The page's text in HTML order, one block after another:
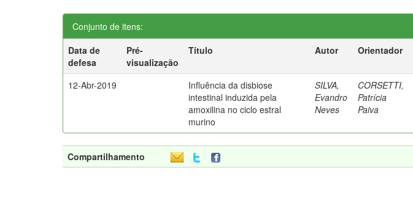
Conjunto de itens:
Data de
defesa
Pré-
visualização
Título Autor Orientador
12-Abr-2019
Influência da disbiose
intestinal induzida pela
amoxilina no ciclo estral
murino
SILVA,
Evandro
Neves
CORSETTI,
Patrícia
Paiva
Compartilhamento